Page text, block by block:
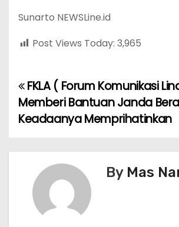
Sunarto NEWSLine.id
Post Views Today: 3,965
P
o
FKLA ( Forum Komunikasi
Memberi Bantuan Janda
Keadaanya Memprihatinkan
By Mas